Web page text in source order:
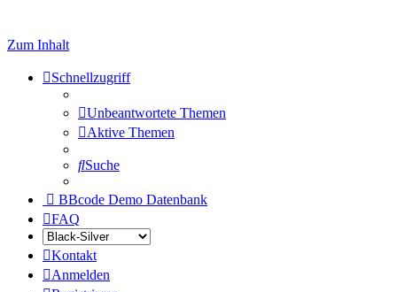
Zum Inhalt
Schnellzugriff
Unbeantwortete Themen
Aktive Themen
Suche
BBcode Demo Datenbank
FAQ
Kontakt
Anmelden